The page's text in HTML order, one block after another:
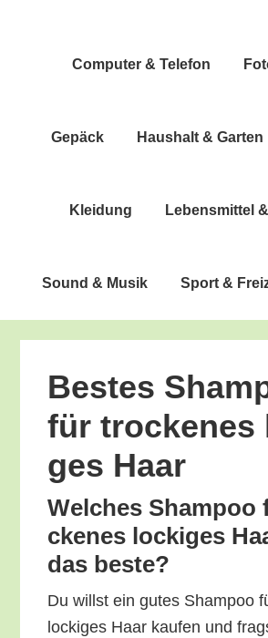
Com­pu­ter & Telefon
Gepäck Haus­halt & Garten
Klei­dung Lebens­mit­tel
Sound & Musik Sport &
Bes­tes
für
ges Haar
Wel­ches
cke­nes locki­ges
das beste?
Du willst ein gutes Sham­poo
locki­ges Haar kau­fen und